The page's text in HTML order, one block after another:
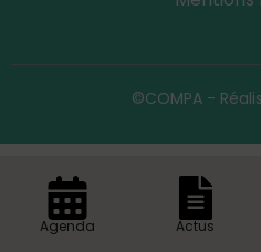
Agenda Actus
©COMPA -